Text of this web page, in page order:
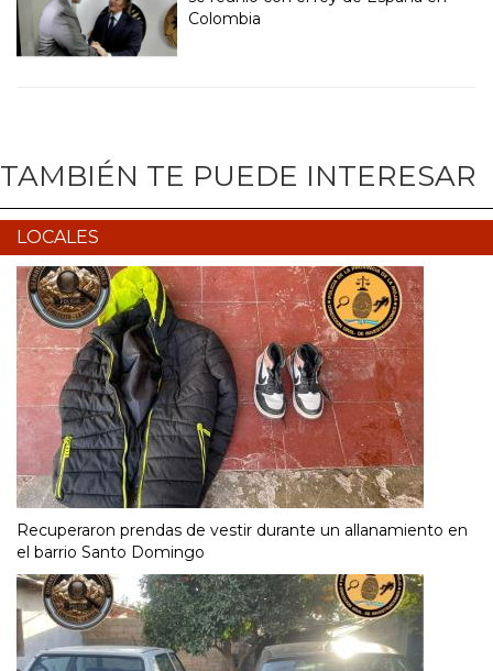
Colombia
TAMBIÉN TE PUEDE INTERESAR
LOCALES
Recuperaron prendas de vestir durante un allanamiento en
el barrio Santo Domingo